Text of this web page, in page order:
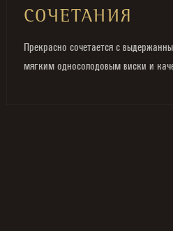
СОЧЕТАНИЯ
Прекрасно сочетается с
мягким односолодовым виски и